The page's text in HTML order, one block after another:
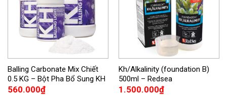
Balling Carbonate Mix Chiết
0.5 KG – Bột Pha Bổ Sung KH
560.000₫
Kh/Alkalinity (foundation B)
500ml – Redsea
1.500.000₫